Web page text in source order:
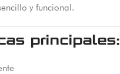
y funcional.
principales: